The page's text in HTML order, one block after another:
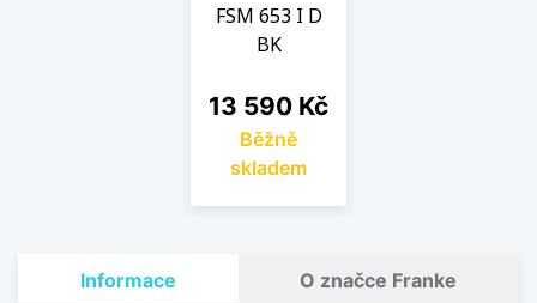
FSM 653 I D
BK
Cena
13 590 Kč
Běžně
skladem
Informace O značce Franke